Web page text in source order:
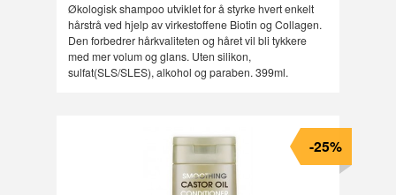
Økologisk shampoo utviklet for å styrke hvert enkelt
hårstrå ved hjelp av virkestoffene Biotin og Collagen.
Den forbedrer hårkvaliteten og håret vil bli tykkere
med mer volum og glans. Uten silikon,
sulfat(SLS/SLES), alkohol og paraben. 399ml.
-25%